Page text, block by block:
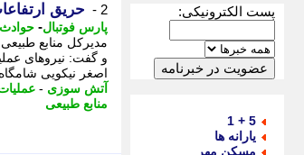
پست الکترونیکی:
5 + 1
یارانه ها
مسکن مهر
2 - حریق
پارس فوتبال- حوادث
مدیرکل منابع
و گفت: نیروهای
اصغر نیکویی شامگاه
آتش سوزی -
منابع طبیعی